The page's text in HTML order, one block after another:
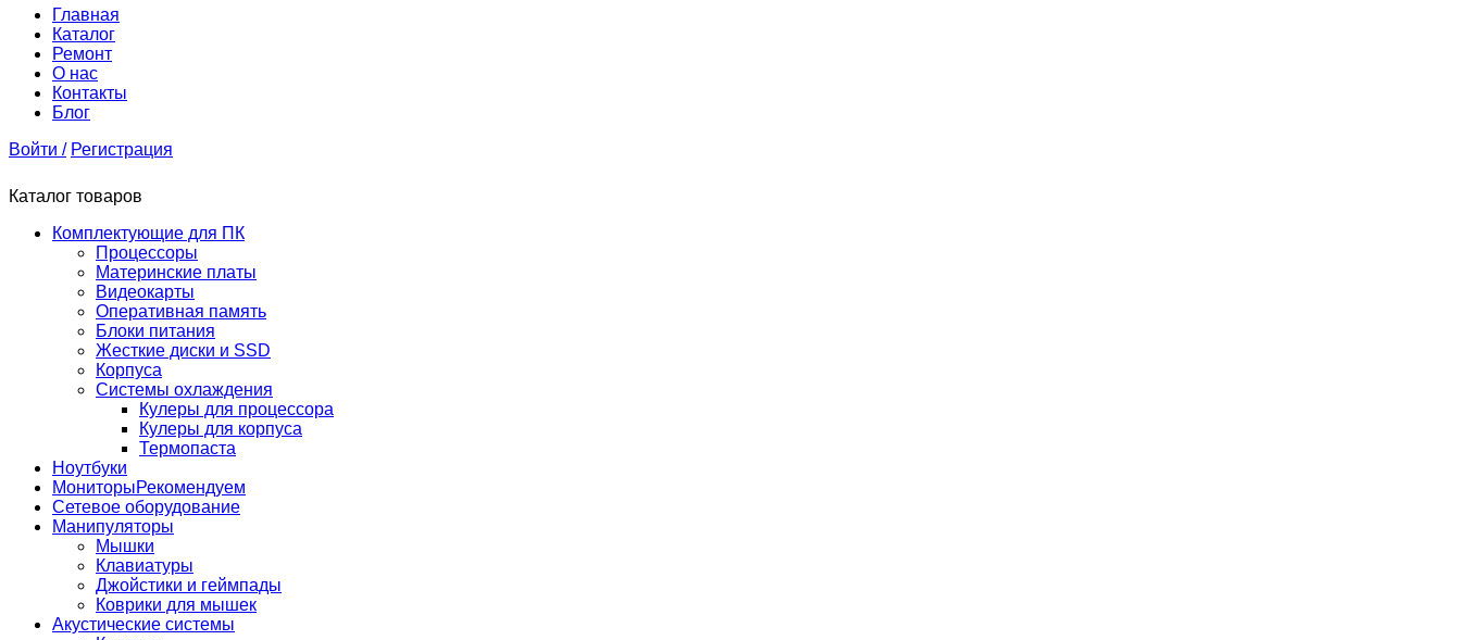
Главная
Каталог
Ремонт
О нас
Контакты
Блог
Войти / Регистрация
Каталог товаров
Комплектующие для ПК
Процессоры
Материнские платы
Видеокарты
Оперативная память
Блоки питания
Жесткие диски и SSD
Корпуса
Системы охлаждения
Кулеры для процессора
Кулеры для корпуса
Термопаста
Ноутбуки
МониторыРекомендуем
Сетевое оборудование
Манипуляторы
Мышки
Клавиатуры
Джойстики и геймпады
Коврики для мышек
Акустические системы